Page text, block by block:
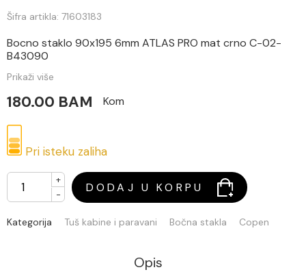
Šifra artikla: 71603183
Bocno staklo 90x195 6mm ATLAS PRO mat crno C-02-
B43090
Prikaži više
180.00 BAM Kom
Pri isteku zaliha
+
-
DODAJ U KORPU
Kategorija Tuš kabine i paravani Bočna stakla Copen
Opis